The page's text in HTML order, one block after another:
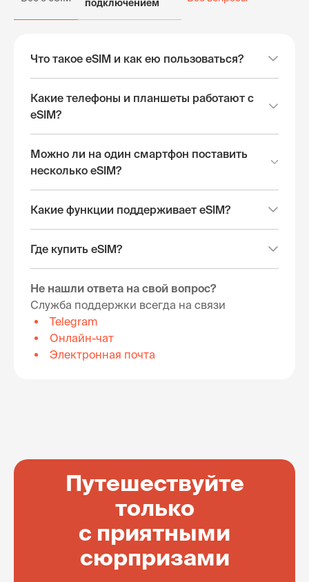
подключением
Что такое eSIM и как ею пользоваться?
Какие телефоны и планшеты работают с
eSIM?
Можно ли на один смартфон поставить
несколько eSIM?
Какие функции поддерживает eSIM?
Где купить eSIM?
Не нашли ответа на свой вопрос?
Служба поддержки всегда на связи
Telegram
Онлайн-чат
Электронная почта
Путешествуйте
только
с приятными
сюрпризами